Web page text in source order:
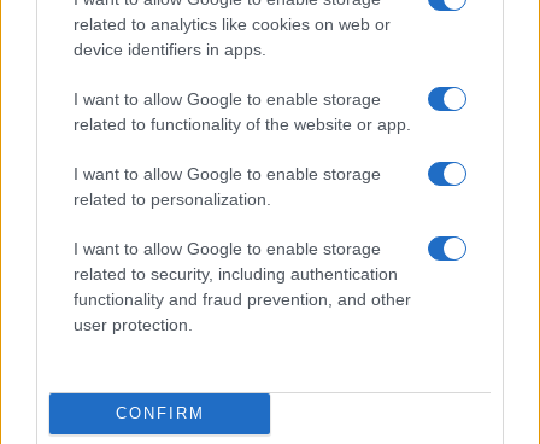
related to analytics like cookies on web or
device identifiers in apps.
I want to allow Google to enable storage
related to functionality of the website or app.
I want to allow Google to enable storage
related to personalization.
I want to allow Google to enable storage
related to security, including authentication
functionality and fraud prevention, and other
user protection.
CONFIRM
Η συμφωνία Arval-Athlon αναδιαμορφώνει την αγορά leasing
VW: Η δύσκολη εξίσωση
της αναδιάρθρωσης